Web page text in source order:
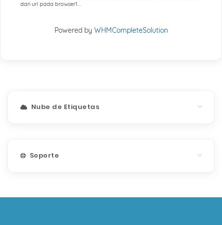
dari url pada browser1....
Powered by WHMCompleteSolution
Nube de Etiquetas
Soporte